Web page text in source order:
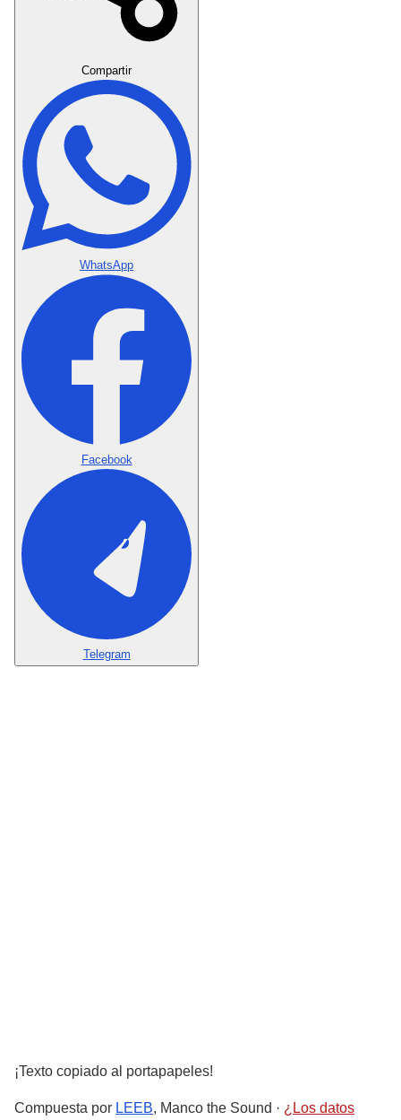
Compartir
WhatsApp
Facebook
Telegram
¡Texto copiado al portapapeles!
Compuesta por LEEB, Manco the Sound · ¿Los datos